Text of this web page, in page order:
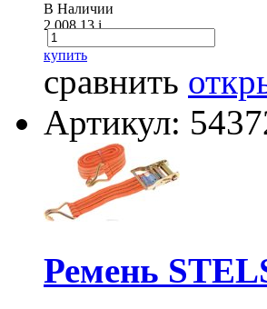
В Наличии
2 008.13i
купить
сравнить
Артикул:
Ремень